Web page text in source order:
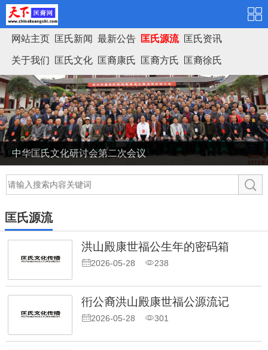
网站主页 匡氏新闻 最新公告 匡氏源流 匡氏资讯
关于我们 匡氏文化 匡裔康氏 匡裔方氏 匡裔徐氏
匡氏家谱
中华匡氏文化研讨会第二次会议
匡氏源流
洪山殿康世福公生年的密码箱
2026-05-28 238
衎公裔洪山殿康世福公源流记
2026-05-28 301